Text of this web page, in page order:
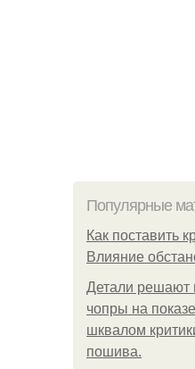
Популярные
Как поставить
Влияние
Детали решают
чопры на
шквалом
пошива.